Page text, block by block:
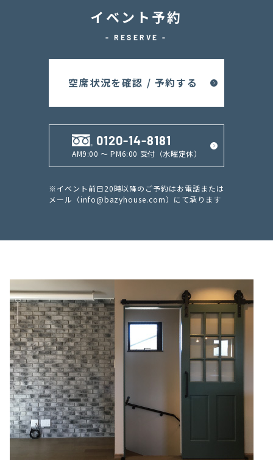
イベント予約
- RESERVE -
空席状況を確認 / 予約する
0120-14-8181
AM9:00 ～ PM6:00 受付（水曜定休）
※イベント前日20時以降のご予約はお電話または
メール（info@bazyhouse.com）にて承ります